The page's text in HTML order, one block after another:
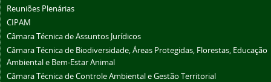
Reuniões Plenárias
CIPAM
Câmara Técnica de Assuntos Jurídicos
Câmara Técnica de Biodiversidade, Áreas Protegidas, Florestas, Educação
Ambiental e Bem-Estar Animal
Câmara Técnica de Controle Ambiental e Gestão Territorial